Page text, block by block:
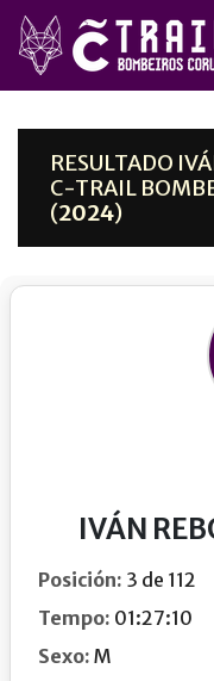
RESULTADO
C-TRAIL
(2024)
IVÁN
Posición: 3 de 112
Tempo: 01:27:10
Sexo: M